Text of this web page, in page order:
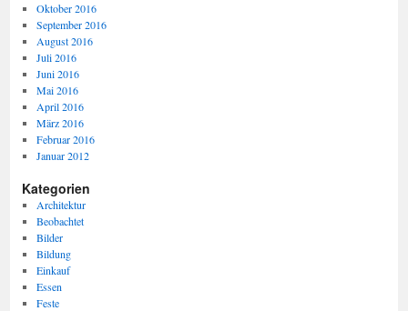
Oktober 2016
September 2016
August 2016
Juli 2016
Juni 2016
Mai 2016
April 2016
März 2016
Februar 2016
Januar 2012
Kategorien
Architektur
Beobachtet
Bilder
Bildung
Einkauf
Essen
Feste